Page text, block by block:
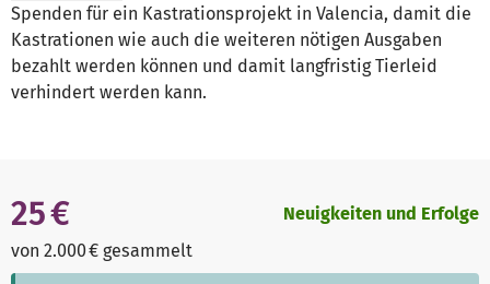
Spenden für ein Kastrationsprojekt in Valencia, damit die
Kastrationen wie auch die weiteren nötigen Ausgaben
bezahlt werden können und damit langfristig Tierleid
verhindert werden kann.
25 €
von 2.000 € gesammelt
Neuigkeiten und Erfolge